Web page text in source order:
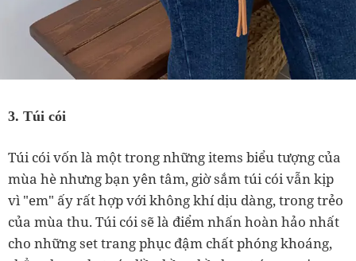
3. Túi cói
Túi cói vốn là một trong những items biểu tượng của
mùa hè nhưng bạn yên tâm, giờ sắm túi cói vẫn kịp
vì "em" ấy rất hợp với không khí dịu dàng, trong trẻo
của mùa thu. Túi cói sẽ là điểm nhấn hoàn hảo nhất
cho những set trang phục đậm chất phóng khoáng,